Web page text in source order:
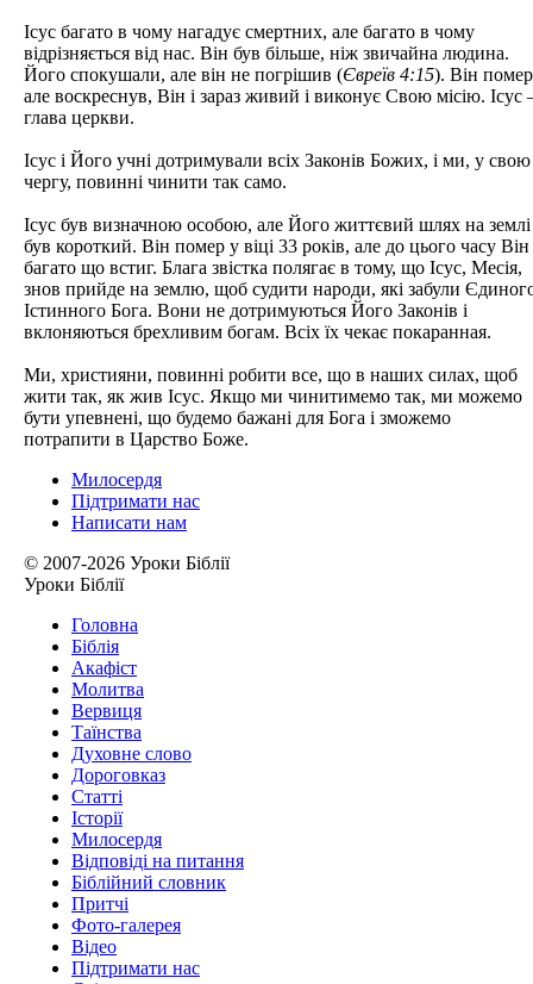
Ісус багато в чому нагадує смертних, але багато в чому
відрізняється від нас. Він був більше, ніж звичайна людина.
Його спокушали, але він не погрішив (Євреїв 4:15). Він
але воскреснув, Він і зараз живий і виконує Свою місію. Ісус
глава церкви.
Ісус і Його учні дотримували всіх Законів Божих, і ми, у свою
чергу, повинні чинити так само.
Ісус був визначною особою, але Його життєвий шлях на землі
був короткий. Він помер у віці 33 років, але до цього часу Він
багато що встиг. Блага звістка полягає в тому, що Ісус, Месія,
знов прийде на землю, щоб cудити народи, які забули
Істинного Бога. Вони не дотримуються Його Законів і
вклоняються брехливим богам. Всіх їх чекає покаранная.
Ми, християни, повинні робити все, що в наших силах, щоб
жити так, як жив Ісус. Якщо ми чинитимемо так, ми можемо
бути упевнені, що будемо бажані для Бога і зможемо
потрапити в Царство Боже.
Милосердя
Підтримати нас
Написати нам
© 2007-2026 Уроки Біблії
Уроки Біблії
Головна
Біблія
Акафіст
Молитва
Вервиця
Таїнства
Духовне слово
Дороговказ
Cтатті
Історії
Милосердя
Відповіді на питання
Біблійний словник
Притчі
Фото-галерея
Відео
Підтримати нас